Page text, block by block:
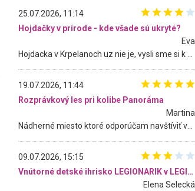
25.07.2026, 11:14
Hojdačky v prírode - kde všade sú ukryté?
Eva
19.07.2026, 11:44
Rozprávkový les pri kolibe Panoráma
Martina
09.07.2026, 15:15
Vnútorné detské ihrisko LEGIONARIK v LEGIA Fitness
Elena Selecká